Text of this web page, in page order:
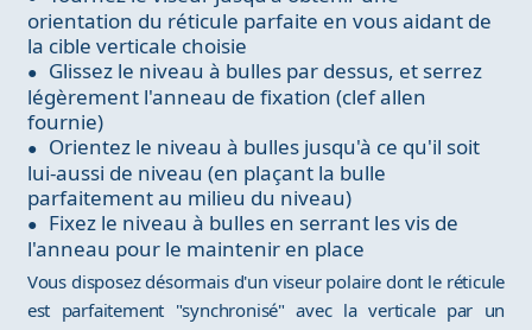
orientation du réticule parfaite en vous aidant de
la cible verticale choisie
Glissez le niveau à bulles par dessus, et serrez
légèrement l'anneau de fixation (clef allen
fournie)
Orientez le niveau à bulles jusqu'à ce qu'il soit
lui-aussi de niveau (en plaçant la bulle
parfaitement au milieu du niveau)
Fixez le niveau à bulles en serrant les vis de
l'anneau pour le maintenir en place
Vous disposez désormais d'un viseur polaire dont le réticule
est parfaitement "synchronisé" avec la verticale par un